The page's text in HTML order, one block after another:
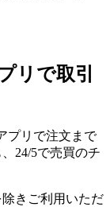
リで取引
プリで注文まで
24/5で売買のチ
きご利用いただ